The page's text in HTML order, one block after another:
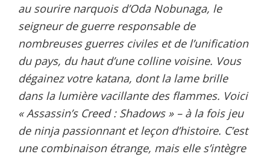
au sourire narquois d’Oda Nobunaga, le
seigneur de guerre responsable de
nombreuses guerres civiles et de l’unification
du pays, du haut d’une colline voisine. Vous
dégainez votre katana, dont la lame brille
dans la lumière vacillante des flammes. Voici
« Assassin’s Creed : Shadows » – à la fois jeu
de ninja passionnant et leçon d’histoire. C’est
une combinaison étrange, mais elle s’intègre